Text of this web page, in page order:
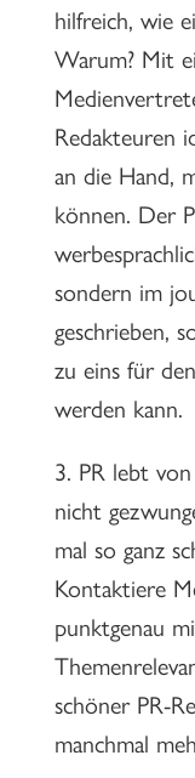
hilfreich, wie
Warum? Mit
Redakteuren
an die Hand,
können. Der
sondern im
geschrieben,
zu eins für
werden kann.
3. PR lebt
nicht
mal so ganz
Kontaktiere
punktgenau
schöner PR-
manchmal